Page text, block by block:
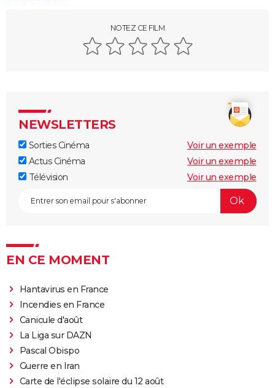
Donne-moi des ailes : l'histoire vraie qui a inspiré
NOTEZ CE FILM
NEWSLETTERS
Sorties Cinéma
Voir un exemple
Actus Cinéma
Voir un exemple
Télévision
Voir un exemple
EN CE MOMENT
Hantavirus en France
Incendies en France
Canicule d'août
La Liga sur DAZN
Pascal Obispo
Guerre en Iran
Carte de l'éclipse solaire du 12 août